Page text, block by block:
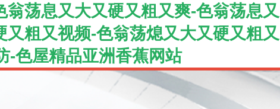
荡息又大又硬又粗又爽-色翁荡息又
粗又视频-色翁荡熄又大又硬又粗又
-色屋精品亚洲香蕉网站